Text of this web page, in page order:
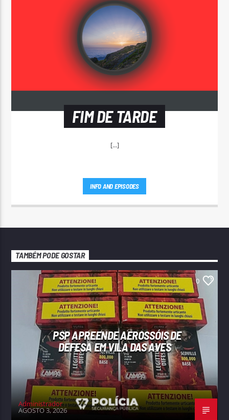
FIM DE TARDE
[...]
INFO AND EPISODES
TAMBÉM PODE GOSTAR
0
PSP APREENDE AEROSSÓIS DE
DEFESA EM VILA DAS AVES
Administrador
AGOSTO 3, 2026